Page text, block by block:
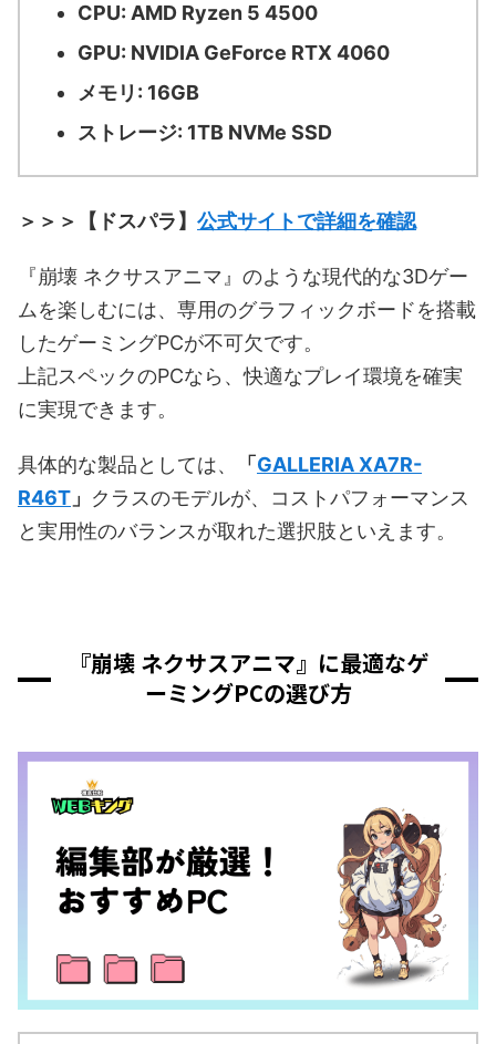
CPU: AMD Ryzen 5 4500
GPU: NVIDIA GeForce RTX 4060
メモリ: 16GB
ストレージ: 1TB NVMe SSD
＞＞＞【ドスパラ】 公式サイトで詳細を確認
『崩壊 ネクサスアニマ』のような現代的な3Dゲー
ムを楽しむには、専用のグラフィックボードを搭載
したゲーミングPCが不可欠です。
上記スペックのPCなら、快適なプレイ環境を確実
に実現できます。
具体的な製品としては、 「GALLERIA XA7R-
R46T 」 クラスのモデルが、コストパフォーマンス
と実用性のバランスが取れた選択肢といえます。
『崩壊 ネクサスアニマ』に最適なゲ
ーミングPCの選び方